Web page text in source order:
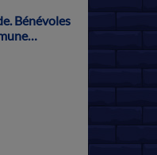
Bénévoles